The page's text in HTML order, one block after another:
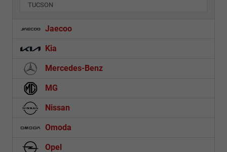
TUCSON
Jaecoo
Kia
Mercedes-Benz
MG
Nissan
Omoda
Opel